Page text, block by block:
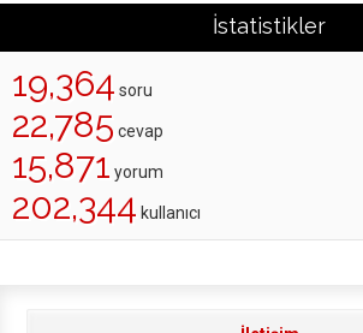
İstatistikler
19,364 soru
22,785 cevap
15,871 yorum
202,344 kullanıcı